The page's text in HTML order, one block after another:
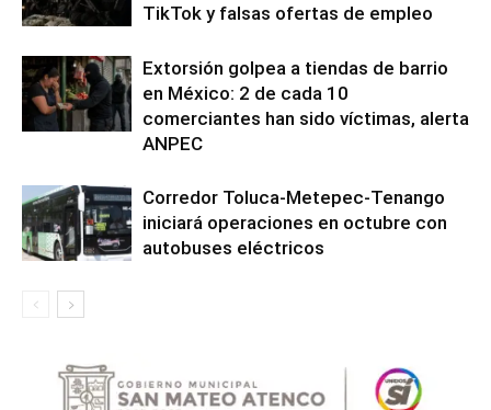
TikTok y falsas ofertas de empleo
Extorsión golpea a tiendas de barrio
en México: 2 de cada 10
comerciantes han sido víctimas, alerta
ANPEC
Corredor Toluca-Metepec-Tenango
iniciará operaciones en octubre con
autobuses eléctricos